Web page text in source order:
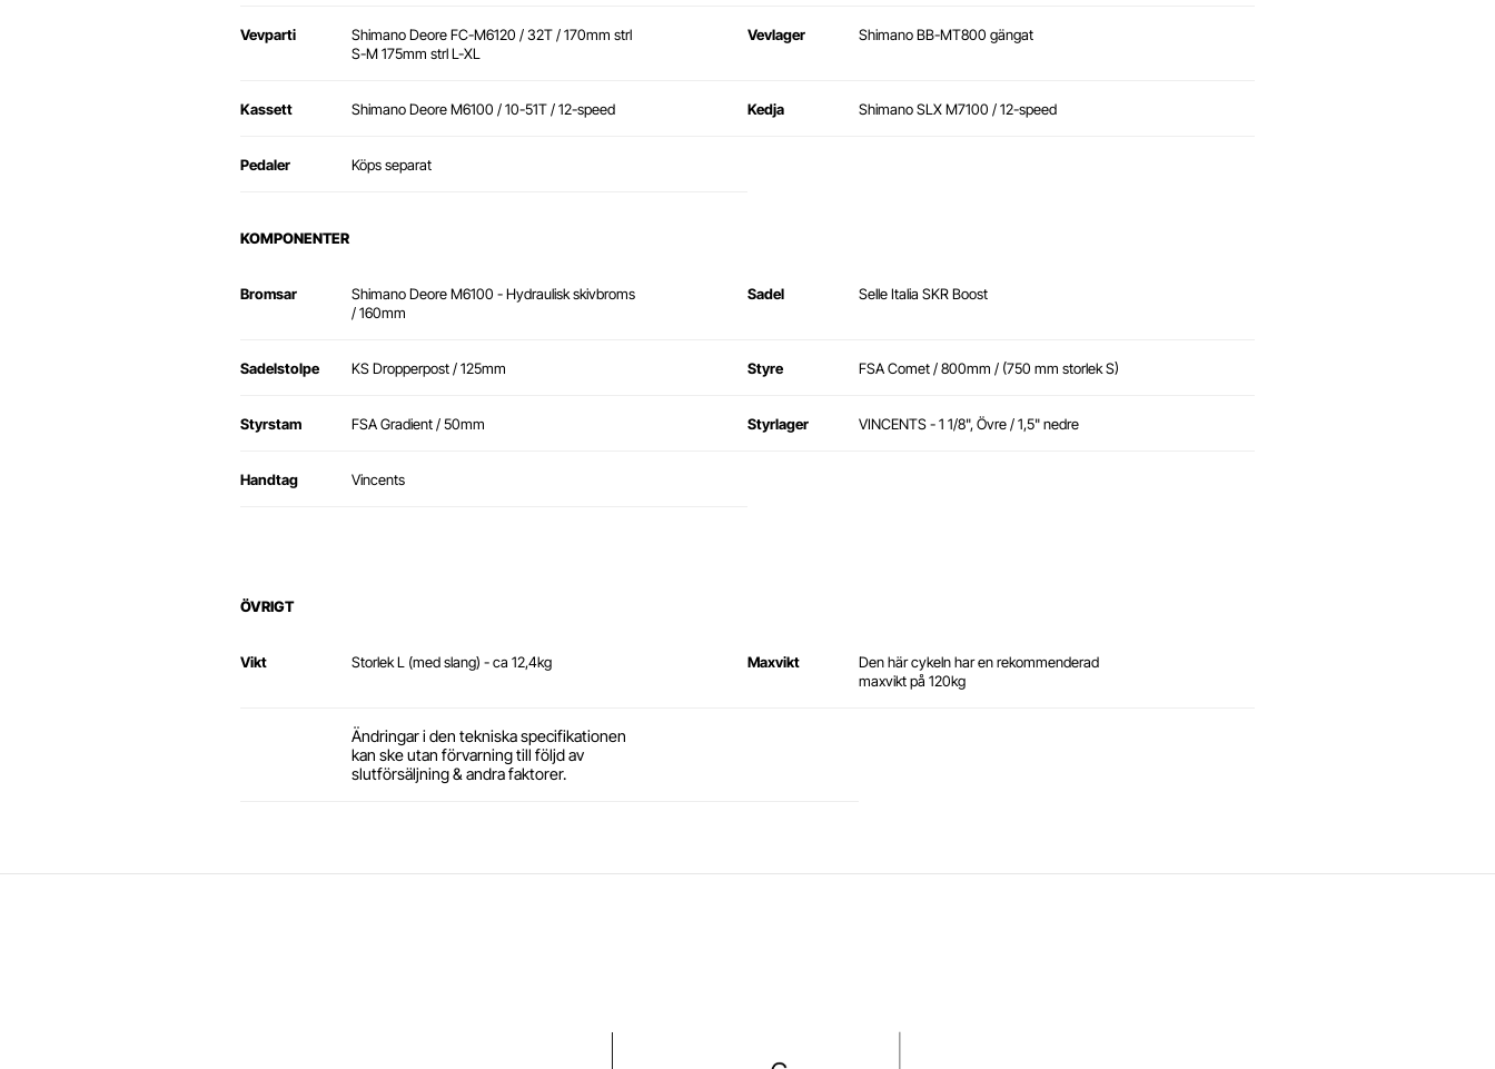
Vevparti
Shimano Deore FC-M6120 / 32T / 170mm strl
S-M 175mm strl L-XL
Vevlager Shimano BB-MT800 gängat
Kassett Shimano Deore M6100 / 10-51T / 12-speed Kedja Shimano SLX M7100 / 12-speed
Pedaler Köps separat
KOMPONENTER
Bromsar
Shimano Deore M6100 - Hydraulisk skivbroms
/ 160mm
Sadel Selle Italia SKR Boost
Sadelstolpe KS Dropperpost / 125mm Styre FSA Comet / 800mm / (750 mm storlek S)
Styrstam FSA Gradient / 50mm Styrlager VINCENTS - 1 1/8", Övre / 1,5" nedre
Handtag Vincents
ÖVRIGT
Vikt Storlek L (med slang) - ca 12,4kg Maxvikt
Den här cykeln har en rekommenderad
maxvikt på 120kg
Ändringar i den tekniska specifikationen
kan ske utan förvarning till följd av
slutförsäljning & andra faktorer.